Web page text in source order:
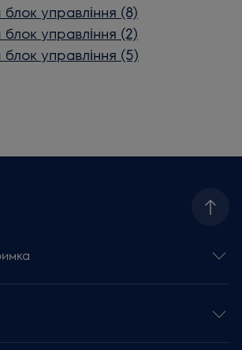
блок управління (8)
блок управління (2)
блок управління (5)